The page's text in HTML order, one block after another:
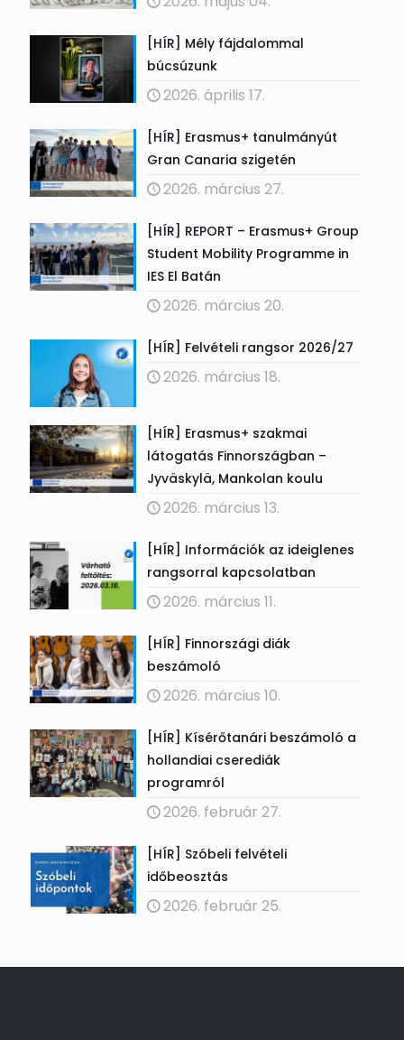
[HÍR] Mély fájdalommal
búcsúzunk
2026. április 17.
[HÍR] Erasmus+ tanulmányút
Gran Canaria szigetén
2026. március 27.
[HÍR] REPORT – Erasmus+ Group
Student Mobility Programme in
IES El Batán
2026. március 20.
[HÍR] Felvételi rangsor 2026/27
2026. március 18.
[HÍR] Erasmus+ szakmai
látogatás Finnországban –
Jyväskylä, Mankolan koulu
2026. március 13.
[HÍR] Információk az ideiglenes
rangsorral kapcsolatban
2026. március 11.
[HÍR] Finnországi diák
beszámoló
2026. március 10.
[HÍR] Kísérőtanári beszámoló a
hollandiai cserediák
programról
2026. február 27.
[HÍR] Szóbeli felvételi
időbeosztás
2026. február 25.